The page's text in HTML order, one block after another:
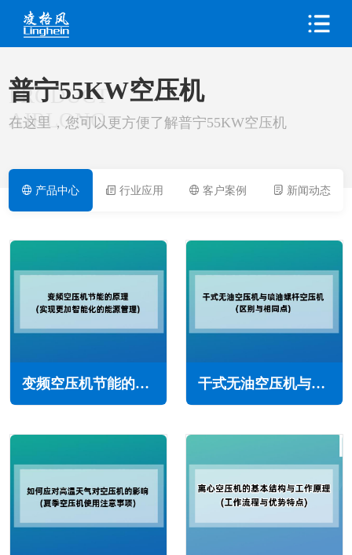
PRODUCT
AIRLONG
普宁55KW空压机
在这里，您可以更方便了解普宁55KW空压机
产品中心 行业应用 客户案例 新闻动态
变频空压机节能的原理(实现更加智能化的能源管理) 干式无油空压机与喷油螺杆空压机的区别与相同点